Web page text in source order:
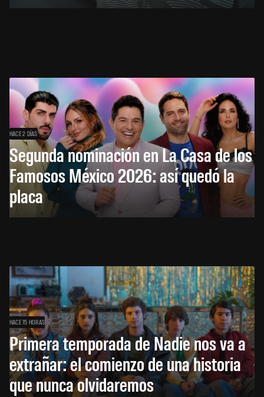
HACE 2 DÍAS
Segunda nominación en La Casa de los
Famosos México 2026: así quedó la
placa
HACE 15 HORAS
Primera temporada de Nadie nos va a
extrañar: el comienzo de una historia
que nunca olvidaremos